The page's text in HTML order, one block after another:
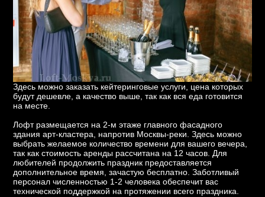
Здесь можно заказать кейтеринговые услуги, цена которых
будут дешевле, а качество выше, так как вся еда готовится
на месте.
Лофт размещается на 2-м этаже главного фасадного
здания арт-кластера, напротив Москвы-реки. Здесь можно
выбрать желаемое количество времени для вашего вечера,
так как стоимость аренды рассчитана на 12 часов. Для
любителей продолжить праздник предоставляется
дополнительное время, зачастую бесплатно. Заботливый
персонал численностью 1-2 человека обеспечит вас
технической поддержкой на протяжении всего праздника.